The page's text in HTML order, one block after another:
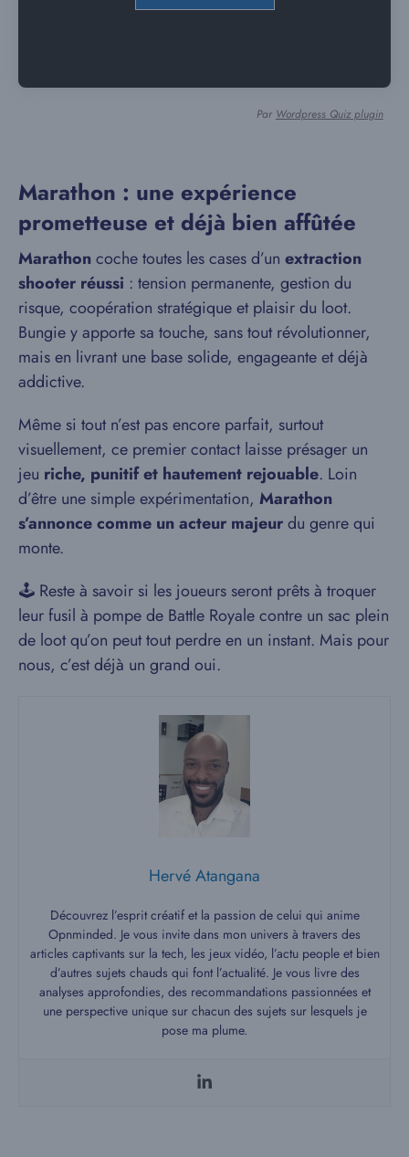
Par Wordpress Quiz plugin
Marathon : une expérience
prometteuse et déjà bien affûtée
Marathoncoche toutes les cases d’un extraction
shooter réussi : tension permanente, gestion du
risque, coopération stratégique et plaisir du loot.
Bungie y apporte sa touche, sans tout révolutionner,
mais en livrant une base solide, engageante et déjà
addictive.
Même si tout n’est pas encore parfait, surtout
visuellement, ce premier contact laisse présager un
jeu riche, punitif et hautement rejouable. Loin
d’être une simple expérimentation, Marathon
s’annonce comme un acteur majeurdu genre qui
monte.
🕹️ Reste à savoir si les joueurs seront prêts à troquer
leur fusil à pompe de Battle Royale contre un sac plein
de loot qu’on peut tout perdre en un instant. Mais pour
nous, c’est déjà un grand oui.
Hervé Atangana
Découvrez l’esprit créatif et la passion de celui qui anime
Opnminded. Je vous invite dans mon univers à travers des
articles captivants sur la tech, les jeux vidéo, l’actu people et bien
d’autres sujets chauds qui font l’actualité. Je vous livre des
analyses approfondies, des recommandations passionnées et
une perspective unique sur chacun des sujets sur lesquels je
pose ma plume.